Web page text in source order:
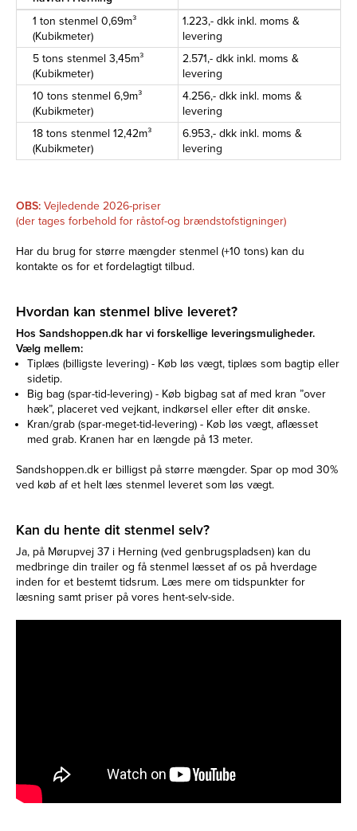
1 ton stenmel 0,69m³
(Kubikmeter)
1.223,- dkk inkl. moms &
levering
5 tons stenmel 3,45m³
(Kubikmeter)
2.571,- dkk inkl. moms &
levering
10 tons stenmel 6,9m³
(Kubikmeter)
4.256,- dkk inkl. moms &
levering
18 tons stenmel 12,42m³
(Kubikmeter)
6.953,- dkk inkl. moms &
levering
OBS: Vejledende 2026-priser
(der tages forbehold for råstof-og brændstofstigninger)
Har du brug for større mængder stenmel (+10 tons) kan du
kontakte os for et fordelagtigt tilbud.
Hvordan kan stenmel blive leveret?
Hos Sandshoppen.dk har vi forskellige leveringsmuligheder.
Vælg mellem:
Tiplæs (billigste levering) - Køb løs vægt, tiplæs som bagtip eller
sidetip.
Big bag (spar-tid-levering) - Køb bigbag sat af med kran ”over
hæk”, placeret ved vejkant, indkørsel eller efter dit ønske.
Kran/grab (spar-meget-tid-levering) - Køb løs vægt, aflæsset
med grab. Kranen har en længde på 13 meter.
Sandshoppen.dk er billigst på større mængder. Spar op mod 30%
ved køb af et helt læs stenmel leveret som løs vægt.
Kan du hente dit stenmel selv?
Ja, på Mørupvej 37 i Herning (ved genbrugspladsen) kan du
medbringe din trailer og få stenmel læsset af os på hverdage
inden for et bestemt tidsrum. Læs mere om tidspunkter for
læsning samt priser på vores hent-selv-side.